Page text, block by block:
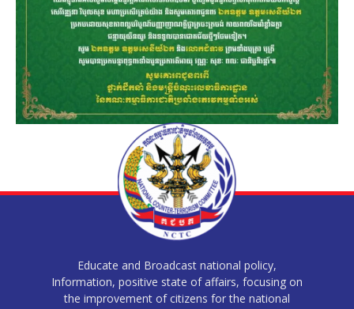
Educate and Broadcast national policy,
Information, positive state of affairs, focusing on
the improvement of citizens for the national